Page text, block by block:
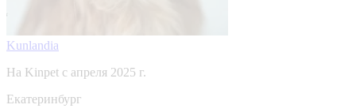
Kunlandia
На Kinpet c апреля 2025 г.
Екатеринбург